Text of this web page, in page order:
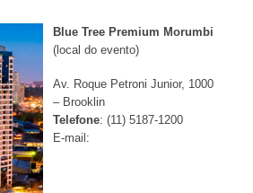
Blue Tree Premium Morumbi
(local do evento)
Av. Roque Petroni Junior, 1000
– Brooklin
Telefone:(11) 5187-1200
E-mail: